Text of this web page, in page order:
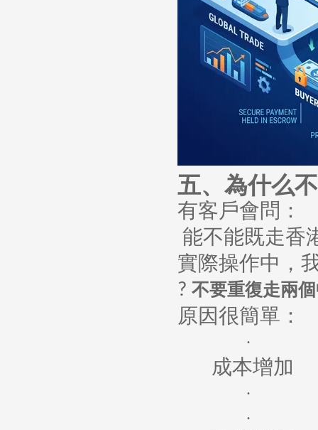
五、為什么
有客戶會問：
能不能既走香
實際操作中，
? 不要重復走兩
原因很簡單：
·
成本增加
·
·